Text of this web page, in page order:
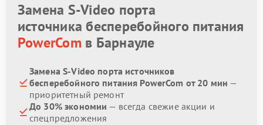
Замена S-Video порта
источника бесперебойного питания
PowerComв Барнауле
Замена S-Video порта источников
бесперебойного питания PowerCom от 20 мин —
приоритетный ремонт
До 30% экономии — всегда свежие акции и
спецпредложения